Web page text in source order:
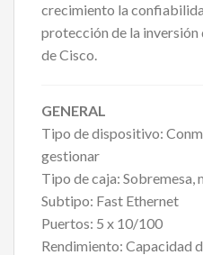
crecimiento la
protección de la inversión
de Cisco.
GENERAL
Tipo de dispositivo:
gestionar
Tipo de caja: Sobremesa,
Subtipo: Fast Ethernet
Puertos: 5 x 10/100
Rendimiento: Capacidad